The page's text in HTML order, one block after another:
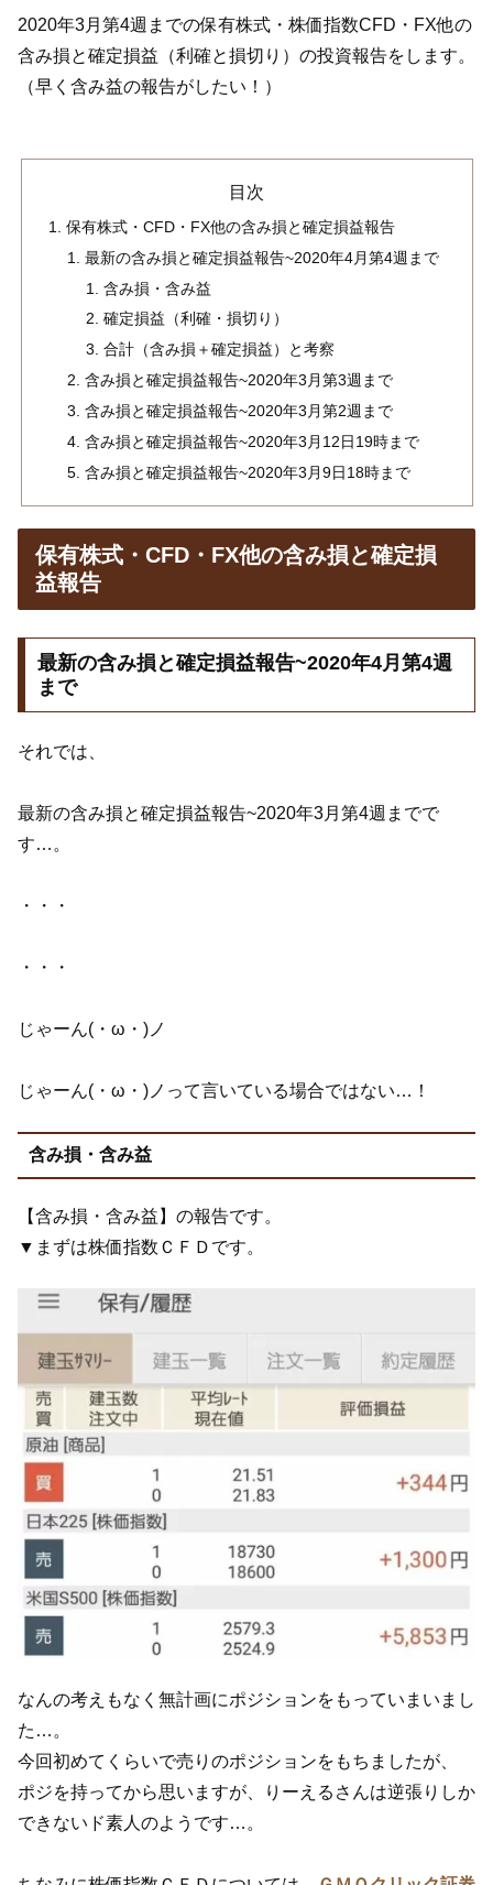
2020年3月第4週までの保有株式・株価指数CFD・FX他の
含み損と確定損益（利確と損切り）の投資報告をします。
（早く含み益の報告がしたい！）
目次
保有株式・CFD・FX他の含み損と確定損益報告
最新の含み損と確定損益報告~2020年4月第4週まで
含み損・含み益
確定損益（利確・損切り）
合計（含み損＋確定損益）と考察
含み損と確定損益報告~2020年3月第3週まで
含み損と確定損益報告~2020年3月第2週まで
含み損と確定損益報告~2020年3月12日19時まで
含み損と確定損益報告~2020年3月9日18時まで
保有株式・CFD・FX他の含み損と確定損
益報告
最新の含み損と確定損益報告~2020年4月第4週
まで
それでは、
最新の含み損と確定損益報告~2020年3月第4週までで
す…。
・・・
・・・
じゃーん(・ω・)ノ
じゃーん(・ω・)ノって言いている場合ではない…！
含み損・含み益
【含み損・含み益】の報告です。
▼まずは株価指数ＣＦＤです。
なんの考えもなく無計画にポジションをもっていまいまし
た…。
今回初めてくらいで売りのポジションをもちましたが、
ポジを持ってから思いますが、りーえるさんは逆張りしか
できないド素人のようです…。